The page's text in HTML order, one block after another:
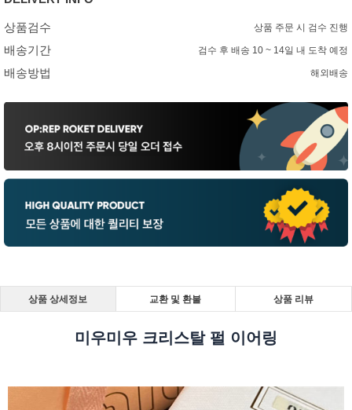
상품검수 상품 주문 시 검수 진행
배송기간 검수 후 배송 10 ~ 14일 내 도착 예정
배송방법 해외배송
상품 상세정보 교환 및 환불 상품 리뷰
미우미우 크리스탈 펄 이어링